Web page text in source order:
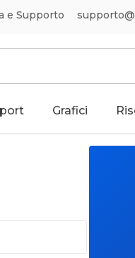
e Supporto
Grafici